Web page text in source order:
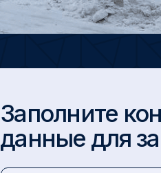
Заполните
данные для